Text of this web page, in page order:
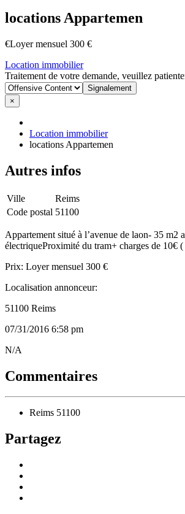
locations Appartemen
€Loyer mensuel 300 €
Location immobilier
Signaler
un
problème
Traitement de votre demande, veuillez
×
Location immobilier
locations Appartemen
Autres infos
Ville
Reims
Code postal 51100
Appartement situé à l’avenue de laon- 35
électriqueProximité du tram+ charges de 10€
Prix: Loyer mensuel 300 €
Localisation annonceur:
51100 Reims
07/31/2016 6:58 pm
Listing
N/A
Commentaires
Reims 51100
Partagez